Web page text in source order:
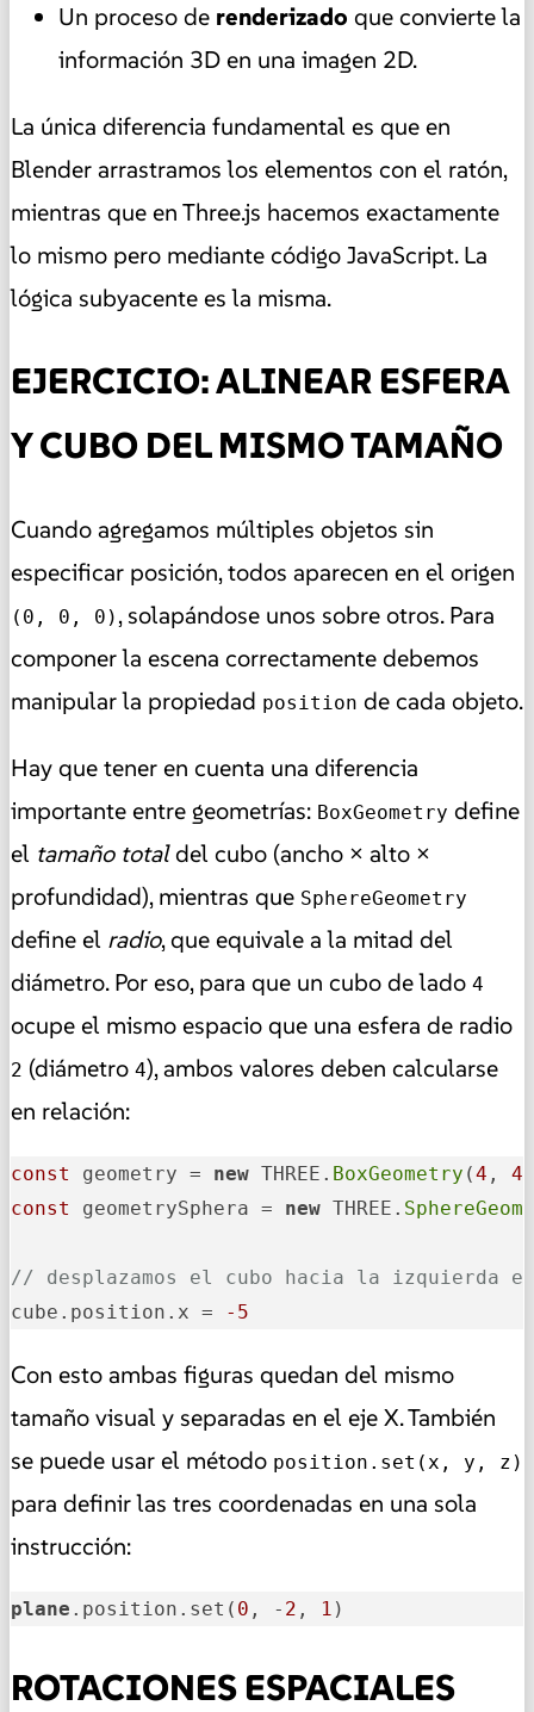
Un proceso de renderizado que convierte la
información 3D en una imagen 2D.
La única diferencia fundamental es que en
Blender arrastramos los elementos con el ratón,
mientras que en Three.js hacemos exactamente
lo mismo pero mediante código JavaScript. La
lógica subyacente es la misma.
EJERCICIO: ALINEAR ESFERA
Y CUBO DEL MISMO TAMAÑO
Cuando agregamos múltiples objetos sin
especificar posición, todos aparecen en el origen
(0, 0, 0) , solapándose unos sobre otros. Para
componer la escena correctamente debemos
manipular la propiedad position de cada objeto.
Hay que tener en cuenta una diferencia
importante entre geometrías: BoxGeometry define
el tamaño totaldel cubo (ancho × alto ×
profundidad), mientras que SphereGeometry
define el radio, que equivale a la mitad del
diámetro. Por eso, para que un cubo de lado 4
ocupe el mismo espacio que una esfera de radio
2 (diámetro 4), ambos valores deben calcularse
en relación:
const geometry = new THREE. BoxGeometry (4 , 4
const
geometrySphera = new THREE.
// desplazamos el cubo hacia la izquierda
cube.position.x =
-5
Con esto ambas figuras quedan del mismo
tamaño visual y separadas en el eje X. También
se puede usar el método position.set(x, y, z)
para definir las tres coordenadas en una sola
instrucción:
plane .position.set( 0 , - 2 , 1 )
ROTACIONES ESPACIALES